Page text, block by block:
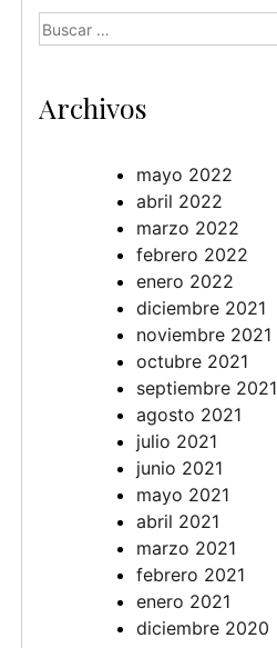
Buscar:
Archivos
mayo 2022
abril 2022
marzo 2022
febrero 2022
enero 2022
diciembre 2021
noviembre 2021
octubre 2021
septiembre 2021
agosto 2021
julio 2021
junio 2021
mayo 2021
abril 2021
marzo 2021
febrero 2021
enero 2021
diciembre 2020